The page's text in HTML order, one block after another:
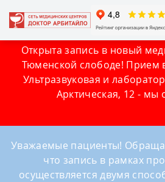
Открыта запись в новый
Тюменской слободе! Прием
Ультразвуковая и
Арктическая, 12 - мы
Уважаемые пациенты!
что запись в рамках
осуществляется двумя